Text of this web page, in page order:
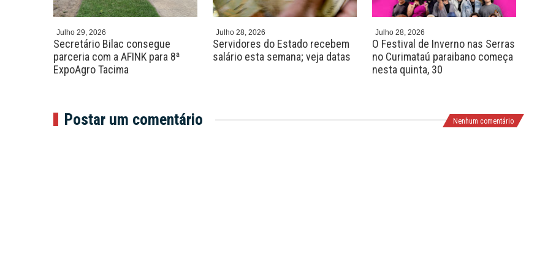
Julho 29, 2026
Secretário Bilac consegue
parceria com a AFINK para 8ª
ExpoAgro Tacima
Julho 28, 2026
Servidores do Estado recebem
salário esta semana; veja datas
Julho 28, 2026
O Festival de Inverno nas Serras
no Curimataú paraibano começa
nesta quinta, 30
Postar um comentário Nenhum comentário